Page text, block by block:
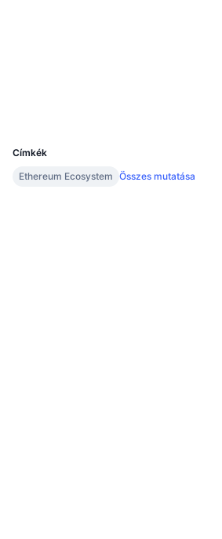
Címkék
Ethereum Ecosystem Összes mutatása